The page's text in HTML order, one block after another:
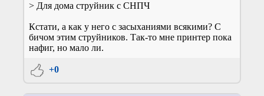
> Для дома струйник с СНПЧ
Кстати, а как у него с засыханиями всякими? С
бичом этим струйников. Так-то мне принтер пока
нафиг, но мало ли.
+0